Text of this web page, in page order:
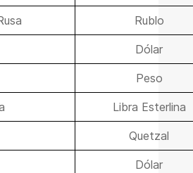
Rublo
Dólar
Peso
Libra Esterlina
Quetzal
Dólar